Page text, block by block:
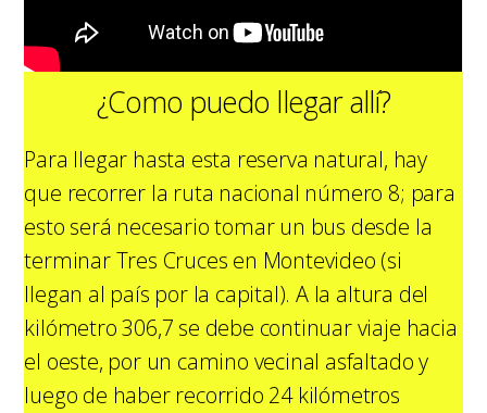
¿Como puedo llegar allí?
Para llegar hasta esta reserva natural, hay
que recorrer la ruta nacional número 8; para
esto será necesario tomar un bus desde la
terminar Tres Cruces en Montevideo (si
llegan al país por la capital). A la altura del
kilómetro 306,7 se debe continuar viaje hacia
el oeste, por un camino vecinal asfaltado y
luego de haber recorrido 24 kilómetros